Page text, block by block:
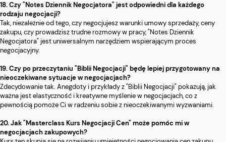
18. Czy "Notes Dziennik Negocjatora" jest odpowiedni dla każdego
rodzaju negocjacji?
Tak, niezależnie od tego, czy negocjujesz warunki umowy sprzedaży, ceny
zakupu, czy prowadzisz trudne rozmowy w pracy, "Notes Dziennik
Negocjatora" jest uniwersalnym narzędziem wspierającym proces
negocjacyjny.
19. Czy po przeczytaniu "Biblii Negocjacji" będę lepiej przygotowany na
nieoczekiwane sytuacje w negocjacjach?
Zdecydowanie tak. Anegdoty i przykłady z "Biblii Negocjacji" pokazują, jak
ważna jest elastyczność i kreatywne myślenie w negocjacjach, co z
pewnością pomoże Ci w radzeniu sobie z nieoczekiwanymi wyzwaniami.
20. Jak "Masterclass Kurs Negocjacji Cen" może pomóc mi w
negocjacjach zakupowych?